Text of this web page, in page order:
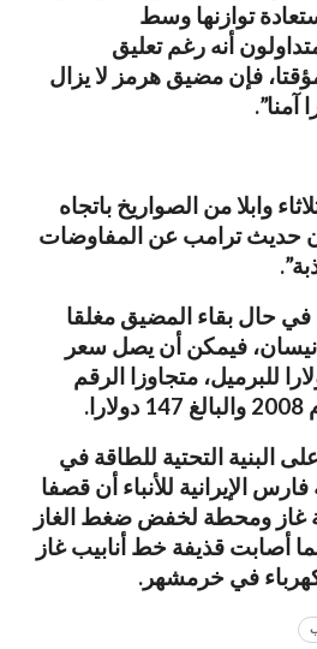
توازنها وسط
أنه رغم تعليق
فإن مضيق هرمز لا يزال
آمنا”.
وابلا من ​الصواريخ باتجاه
حديث ترامب عن المفاوضات
في حال بقاء المضيق مغلقا
نيسان، فيمكن أن يصل سعر
​إلى 150 ⁠دولارا للبرميل، متجاوزا الرقم
البنية التحتية للطاقة في
الإيرانية للأنباء ⁠أن قصفا
غاز ومحطة لخفض ضغط ​الغاز
أصابت قذيفة خط أنابيب غاز
في ​خرمشهر.